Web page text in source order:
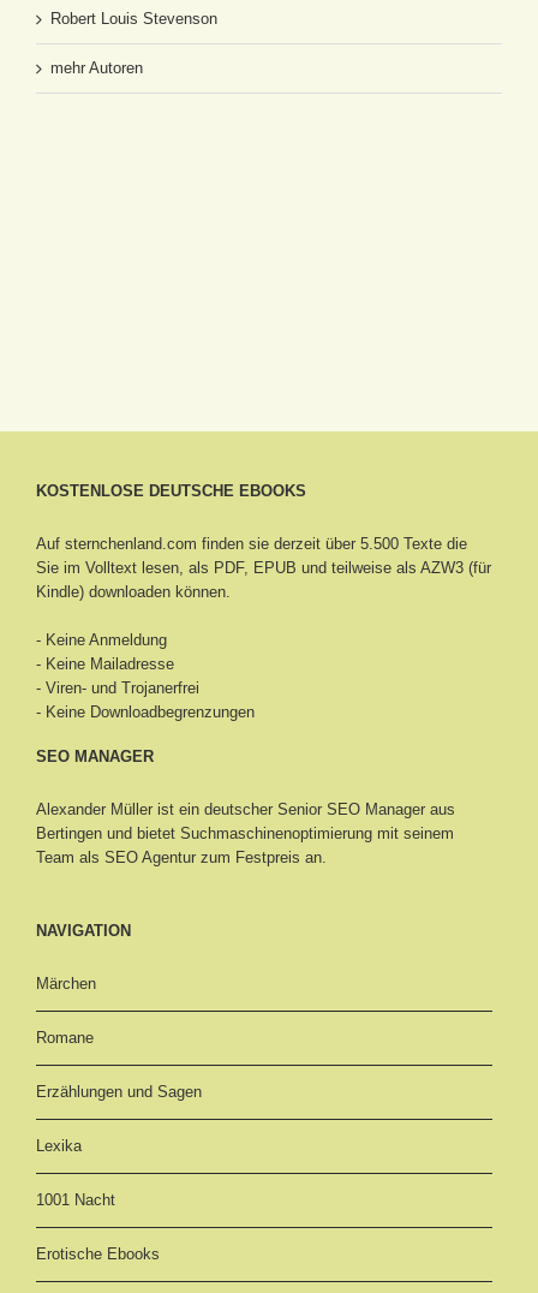
Robert Louis Stevenson
mehr Autoren
KOSTENLOSE DEUTSCHE EBOOKS
Auf sternchenland.com finden sie derzeit über 5.500 Texte die
Sie im Volltext lesen, als PDF, EPUB und teilweise als AZW3 (für
Kindle) downloaden können.
- Keine Anmeldung
- Keine Mailadresse
- Viren- und Trojanerfrei
- Keine Downloadbegrenzungen
SEO MANAGER
Alexander Müller ist ein deutscher Senior SEO Manager aus
Bertingen und bietet Suchmaschinenoptimierung mit seinem
Team als SEO Agentur zum Festpreis an.
NAVIGATION
Märchen
Romane
Erzählungen und Sagen
Lexika
1001 Nacht
Erotische Ebooks